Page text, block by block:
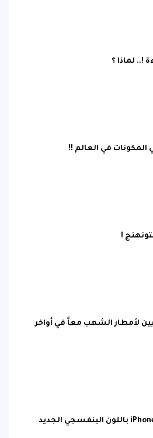
!.. لماذا ؟
المكونات في العالم !!
!
لأمطار الشهب معاً في أواخر
صورة مسربة تكشف iPhone 17 باللون البنفسجي الجديد